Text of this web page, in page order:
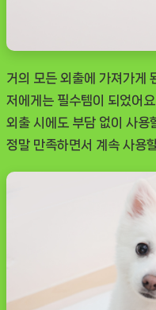
거의 모든 외출에 가져가게
저에게는 필수템이 되었어
외출 시에도 부담 없이 사용
정말 만족하면서 계속 사용